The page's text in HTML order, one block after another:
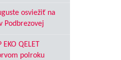
osviežiť na
Podbrezovej
QELET
polroku